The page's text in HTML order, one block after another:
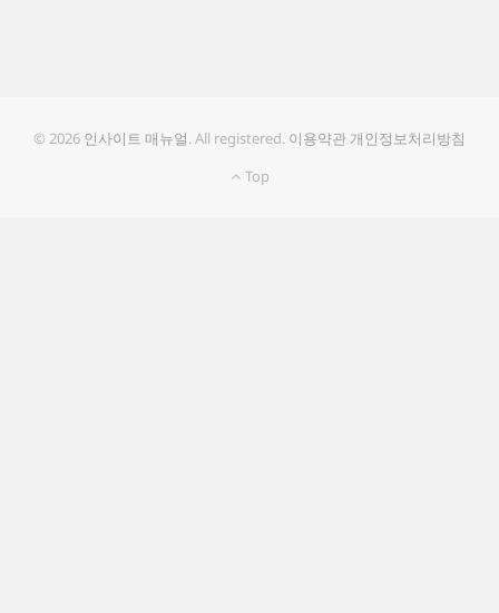
© 2026 인사이트 매뉴얼. All registered. 이용약관 개인정보처리방침
Top